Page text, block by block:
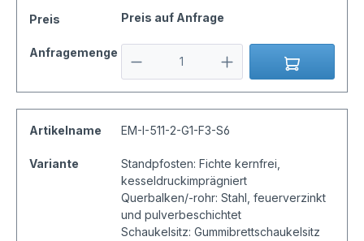
Preis Preis auf Anfrage
Anfragemenge
Artikelname EM-I-511-2-G1-F3-S6
Variante
Standpfosten: Fichte kernfrei,
kesseldruckimprägniert
Querbalken/-rohr: Stahl, feuerverzinkt
und pulverbeschichtet
Schaukelsitz: Gummibrettschaukelsitz